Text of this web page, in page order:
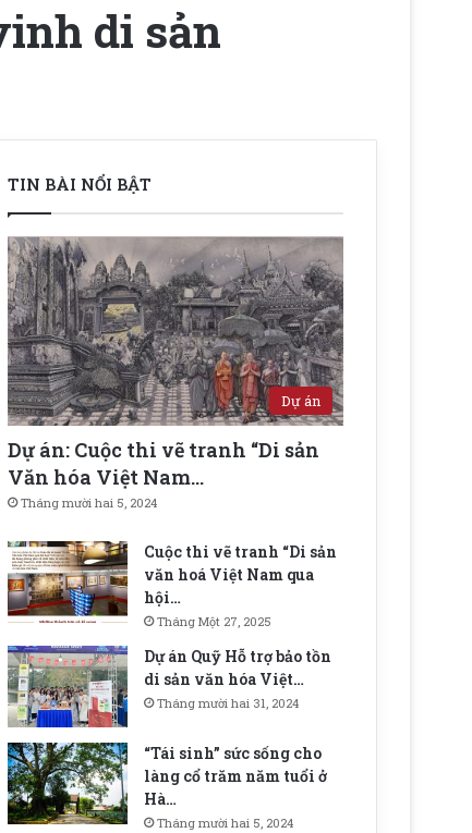
di sản
TIN BÀI NỔI BẬT
Dự án
Dự án: Cuộc thi vẽ tranh “Di sản
Văn hóa Việt Nam…
Tháng mười hai 5, 2024
Cuộc thi vẽ tranh “Di sản
văn hoá Việt Nam qua
hội…
Tháng Một 27, 2025
Dự án Quỹ Hỗ trợ bảo tồn
di sản văn hóa Việt…
Tháng mười hai 31, 2024
“Tái sinh” sức sống cho
làng cổ trăm năm tuổi ở
Hà…
Tháng mười hai 5, 2024